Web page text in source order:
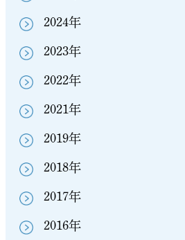
2024年
2023年
2022年
2021年
2019年
2018年
2017年
2016年